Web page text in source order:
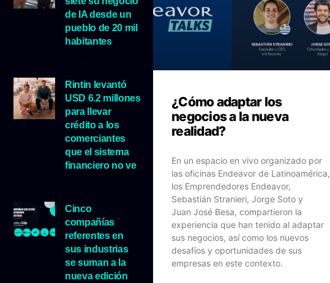
de IA desde un
pueblo de 20 mil
habitantes
Rintin levantó
USD 6.2 millones
para llevar
crédito a los
comerciantes
que el sistema
financiero no ve
Cinco
compañías
referentes en
sus industrias
se suman a la
nueva edición
¿Cómo adaptar los
negocios a la nueva
realidad?
En un espacio en vivo organizado por
las oficinas Endeavor de Latinoamérica,
los Emprendedores Endeavor,
Sebastián Stranieri, Jorge Soto y
Juan José Besa, compartieron la
experiencia que han tenido al adaptar
sus negocios, así como los nuevos
desafíos y oportunidades de sus
empresas en este contexto.